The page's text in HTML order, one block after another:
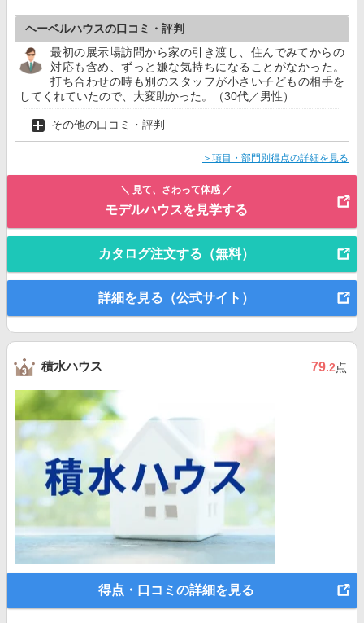
ヘーベルハウスの口コミ・評判
最初の展示場訪問から家の引き渡し、住んでみてからの
対応も含め、ずっと嫌な気持ちになることがなかった。
打ち合わせの時も別のスタッフが小さい子どもの相手を
してくれていたので、大変助かった。（30代／男性）
その他の口コミ・評判
＞項目・部門別得点の詳細を見る
＼ 見て、さわって体感 ／
モデルハウスを見学する
カタログ注文する（無料）
詳細を見る（公式サイト）
積水ハウス 79.2点
得点・口コミの詳細を見る